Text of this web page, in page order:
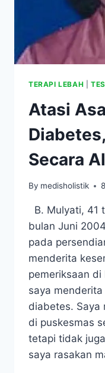
TERAPI LEBAH
Atasi
Secara
By medisholistik
B. Mulyati, 41
bulan Juni
pada
menderita
pemeriksaan
saya
diabetes. Saya
di puskesmas
tetapi tidak
saya rasakan